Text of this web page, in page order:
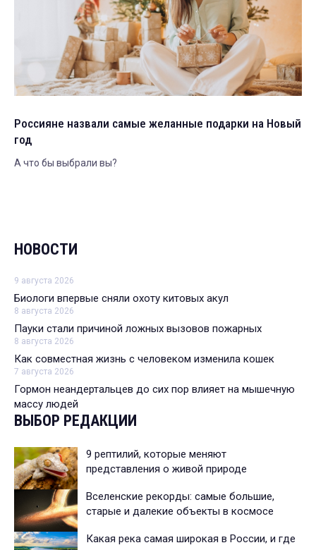
Россияне назвали самые желанные подарки на Новый
год
А что бы выбрали вы?
НОВОСТИ
9 августа 2026
Биологи впервые сняли охоту китовых акул
8 августа 2026
Пауки стали причиной ложных вызовов пожарных
8 августа 2026
Как совместная жизнь с человеком изменила кошек
7 августа 2026
Гормон неандертальцев до сих пор влияет на мышечную
массу людей
ВЫБОР РЕДАКЦИИ
9 рептилий, которые меняют
представления о живой природе
Вселенские рекорды: самые большие,
старые и далекие объекты в космосе
Какая река самая широкая в России, и где